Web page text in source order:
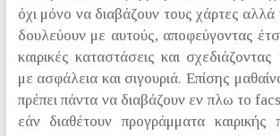
όχι μόνο να διαβάζουν τους χάρτες αλλά
δουλεύουν με αυτούς, αποφεύγοντας έτσι
καιρικές καταστάσεις και
με ασφάλεια και σιγουριά. Επίσης
πρέπει πάντα να διαβάζουν εν πλω το
εάν διαθέτουν προγράμματα